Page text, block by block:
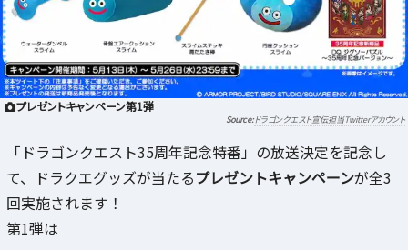
プレゼントキャンペーン第1弾
ドラゴンクエスト宣伝担当Twitterアカウント
「ドラゴンクエスト35周年記念特番」の放送決定を記念し
て、ドラクエグッズが当たるプレゼントキャンペーンが全3
回実施されます！
第1弾は